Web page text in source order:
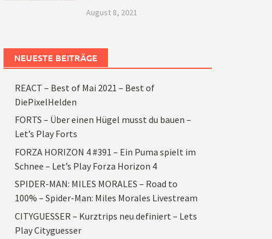
August 8, 2021
NEUESTE BEITRÄGE
REACT – Best of Mai 2021 – Best of
DiePixelHelden
FORTS – Über einen Hügel musst du bauen –
Let’s Play Forts
FORZA HORIZON 4 #391 – Ein Puma spielt im
Schnee – Let’s Play Forza Horizon 4
SPIDER-MAN: MILES MORALES – Road to
100% – Spider-Man: Miles Morales Livestream
CITYGUESSER – Kurztrips neu definiert – Lets
Play Cityguesser